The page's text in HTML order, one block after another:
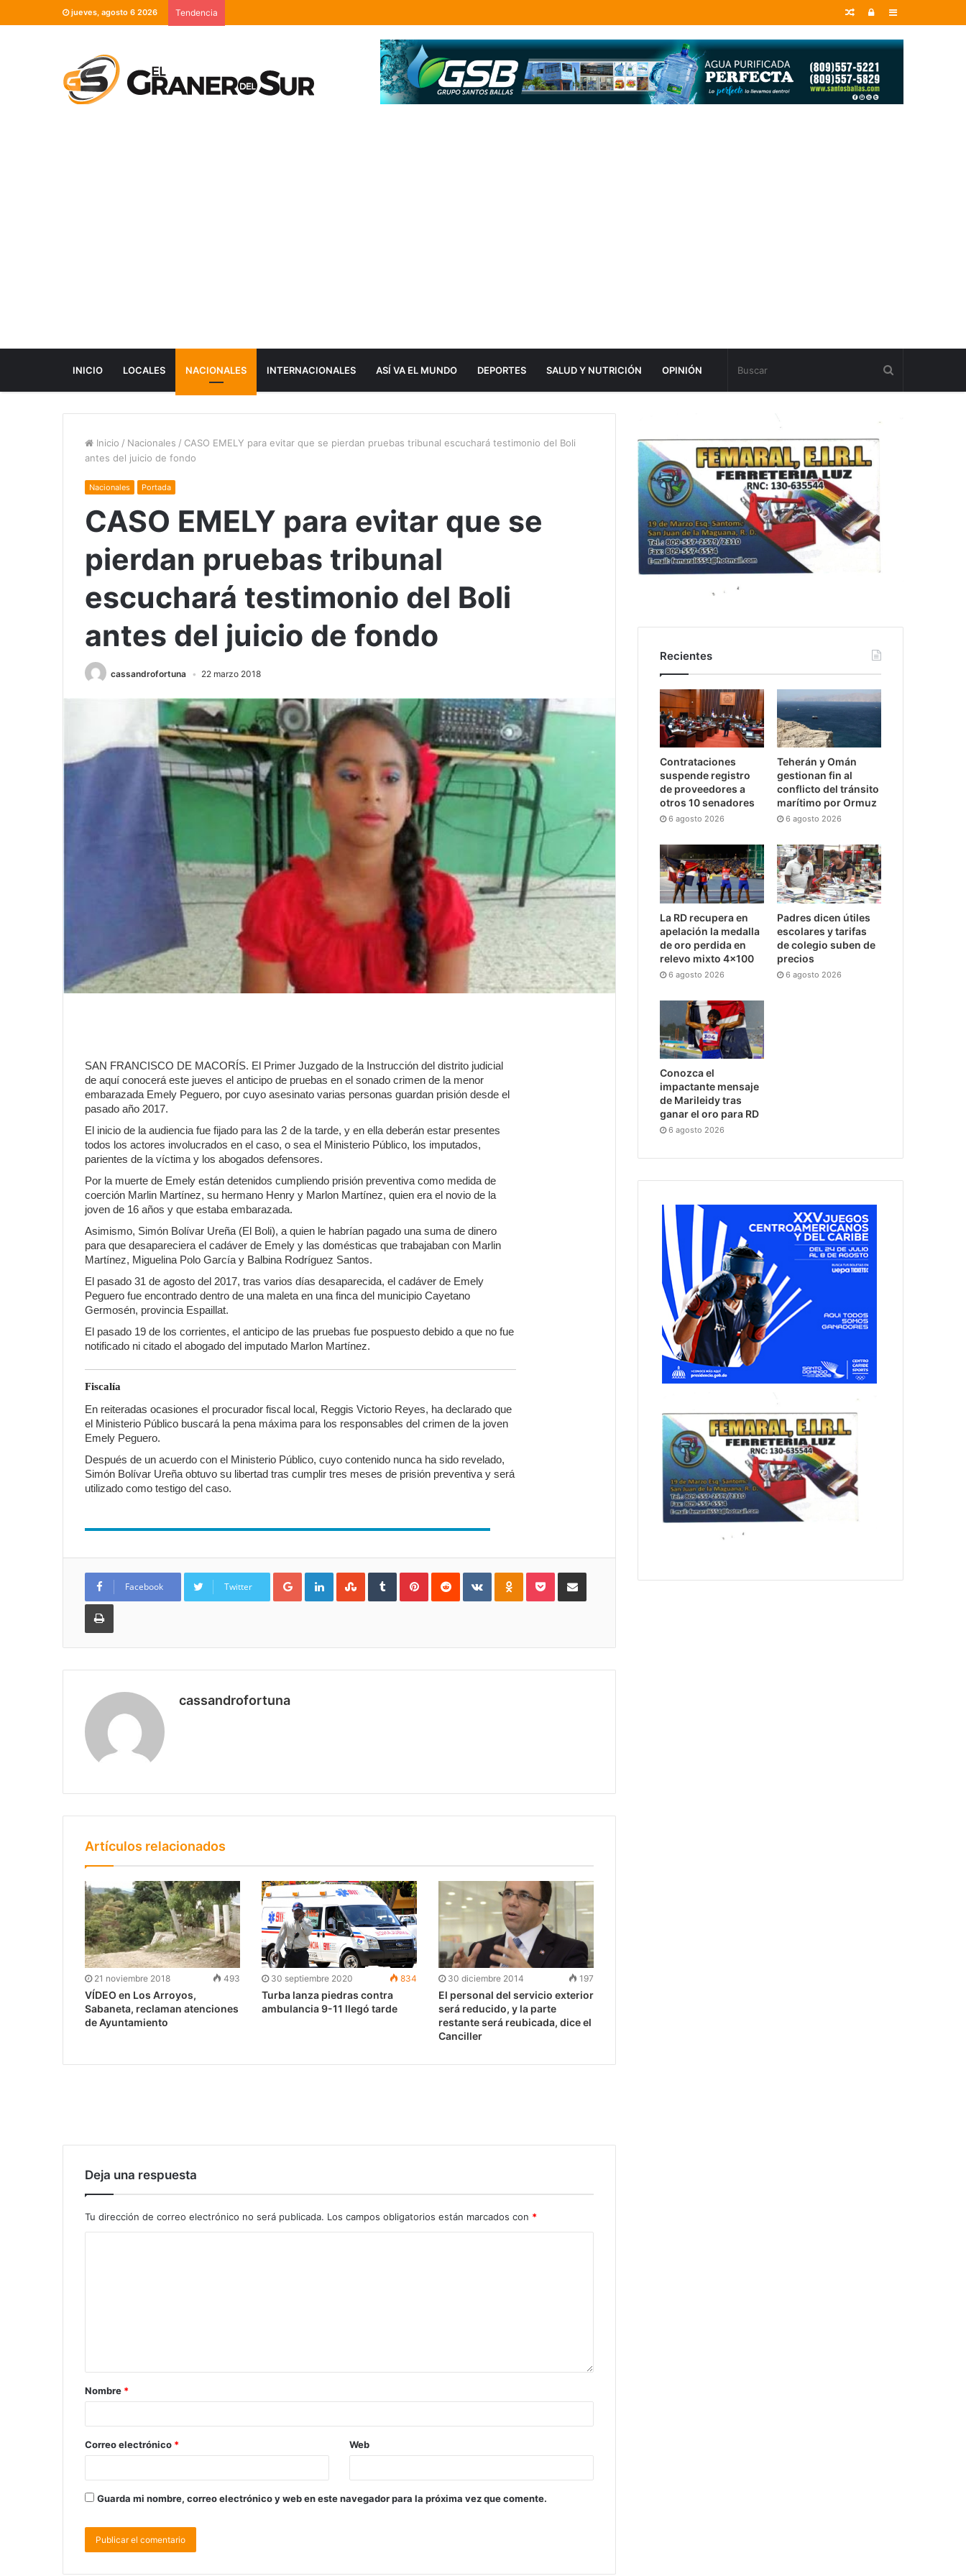
jueves, agosto 6 2026 Tendencia Sidebar
Entrar
Random
INICIO LOCALES NACIONALES INTERNACIONALES ASÍ VA EL MUNDO DEPORTES SALUD Y NUTRICIÓN OPINIÓN
Inicio / Nacionales / CASO EMELY para evitar que se pierdan pruebas tribunal escuchará testimonio del Boli
antes del juicio de fondo
Nacionales Portada
CASO EMELY para evitar que se
pierdan pruebas tribunal
escuchará testimonio del Boli
antes del juicio de fondo
cassandrofortuna 22 marzo 2018
SAN FRANCISCO DE MACORÍS. El Primer Juzgado de la Instrucción del distrito judicial
de aquí conocerá este jueves el anticipo de pruebas en el sonado crimen de la menor
embarazada Emely Peguero, por cuyo asesinato varias personas guardan prisión desde el
pasado año 2017.
El inicio de la audiencia fue fijado para las 2 de la tarde, y en ella deberán estar presentes
todos los actores involucrados en el caso, o sea el Ministerio Público, los imputados,
parientes de la víctima y los abogados defensores.
Por la muerte de Emely están detenidos cumpliendo prisión preventiva como medida de
coerción Marlin Martínez, su hermano Henry y Marlon Martínez, quien era el novio de la
joven de 16 años y que estaba embarazada.
Asimismo, Simón Bolívar Ureña (El Boli), a quien le habrían pagado una suma de dinero
para que desapareciera el cadáver de Emely y las domésticas que trabajaban con Marlin
Martínez, Miguelina Polo García y Balbina Rodríguez Santos.
El pasado 31 de agosto del 2017, tras varios días desaparecida, el cadáver de Emely
Peguero fue encontrado dentro de una maleta en una finca del municipio Cayetano
Germosén, provincia Espaillat.
El pasado 19 de los corrientes, el anticipo de las pruebas fue pospuesto debido a que no fue
notificado ni citado el abogado del imputado Marlon Martínez.
Fiscalía
En reiteradas ocasiones el procurador fiscal local, Reggis Victorio Reyes, ha declarado que
el Ministerio Público buscará la pena máxima para los responsables del crimen de la joven
Emely Peguero.
Después de un acuerdo con el Ministerio Público, cuyo contenido nunca ha sido revelado,
Simón Bolívar Ureña obtuvo su libertad tras cumplir tres meses de prisión preventiva y será
utilizado como testigo del caso.
Facebook Twitter
Google+LinkedInStumbleUpon
TumblrPinterestReddit VKontakteOdnoklassniki
PocketCompartir por Correo
Imprimir
cassandrofortuna
Artículos relacionados
21 noviembre 2018 493
VÍDEO en Los Arroyos,
Sabaneta, reclaman atenciones
de Ayuntamiento
30 septiembre 2020 834
Turba lanza piedras contra
ambulancia 9-11 llegó tarde
30 diciembre 2014 197
El personal del servicio exterior
será reducido, y la parte
restante será reubicada, dice el
Canciller
Deja una respuesta
Tu dirección de correo electrónico no será publicada. Los campos obligatorios están marcados con *
Nombre *
Correo electrónico * Web
Guarda mi nombre, correo electrónico y web en este navegador para la próxima vez que comente.
Recientes
Contrataciones
suspende registro
de proveedores a
otros 10 senadores
6 agosto 2026
Teherán y Omán
gestionan fin al
conflicto del tránsito
marítimo por Ormuz
6 agosto 2026
La RD recupera en
apelación la medalla
de oro perdida en
relevo mixto 4×100
6 agosto 2026
Padres dicen útiles
escolares y tarifas
de colegio suben de
precios
6 agosto 2026
Conozca el
impactante mensaje
de Marileidy tras
ganar el oro para RD
6 agosto 2026